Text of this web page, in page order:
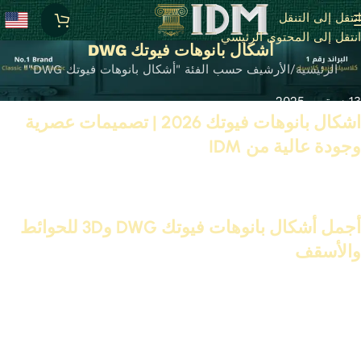
انتقل إلى التنقل
انتقل إلى المحتوى الرئيسي
أشكال بانوهات فيوتك DWG
الرئيسية الأرشيف حسب الفئة "أشكال بانوهات فيوتك DWG""
13 سبتمبر 2025
اشكال بانوهات فيوتك 2026 | تصميمات عصرية
وجودة عالية من IDM
أجمل أشكال بانوهات فيوتك DWG و3D للحوائط
والأسقف